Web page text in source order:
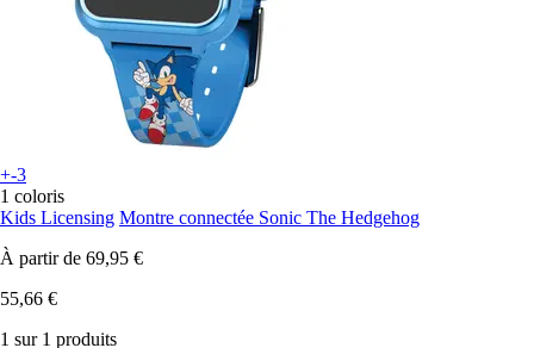
+-3
1 coloris
Kids Licensing Montre connectée Sonic The Hedgehog
À partir de 69,95 €
55,66 €
1 sur 1 produits